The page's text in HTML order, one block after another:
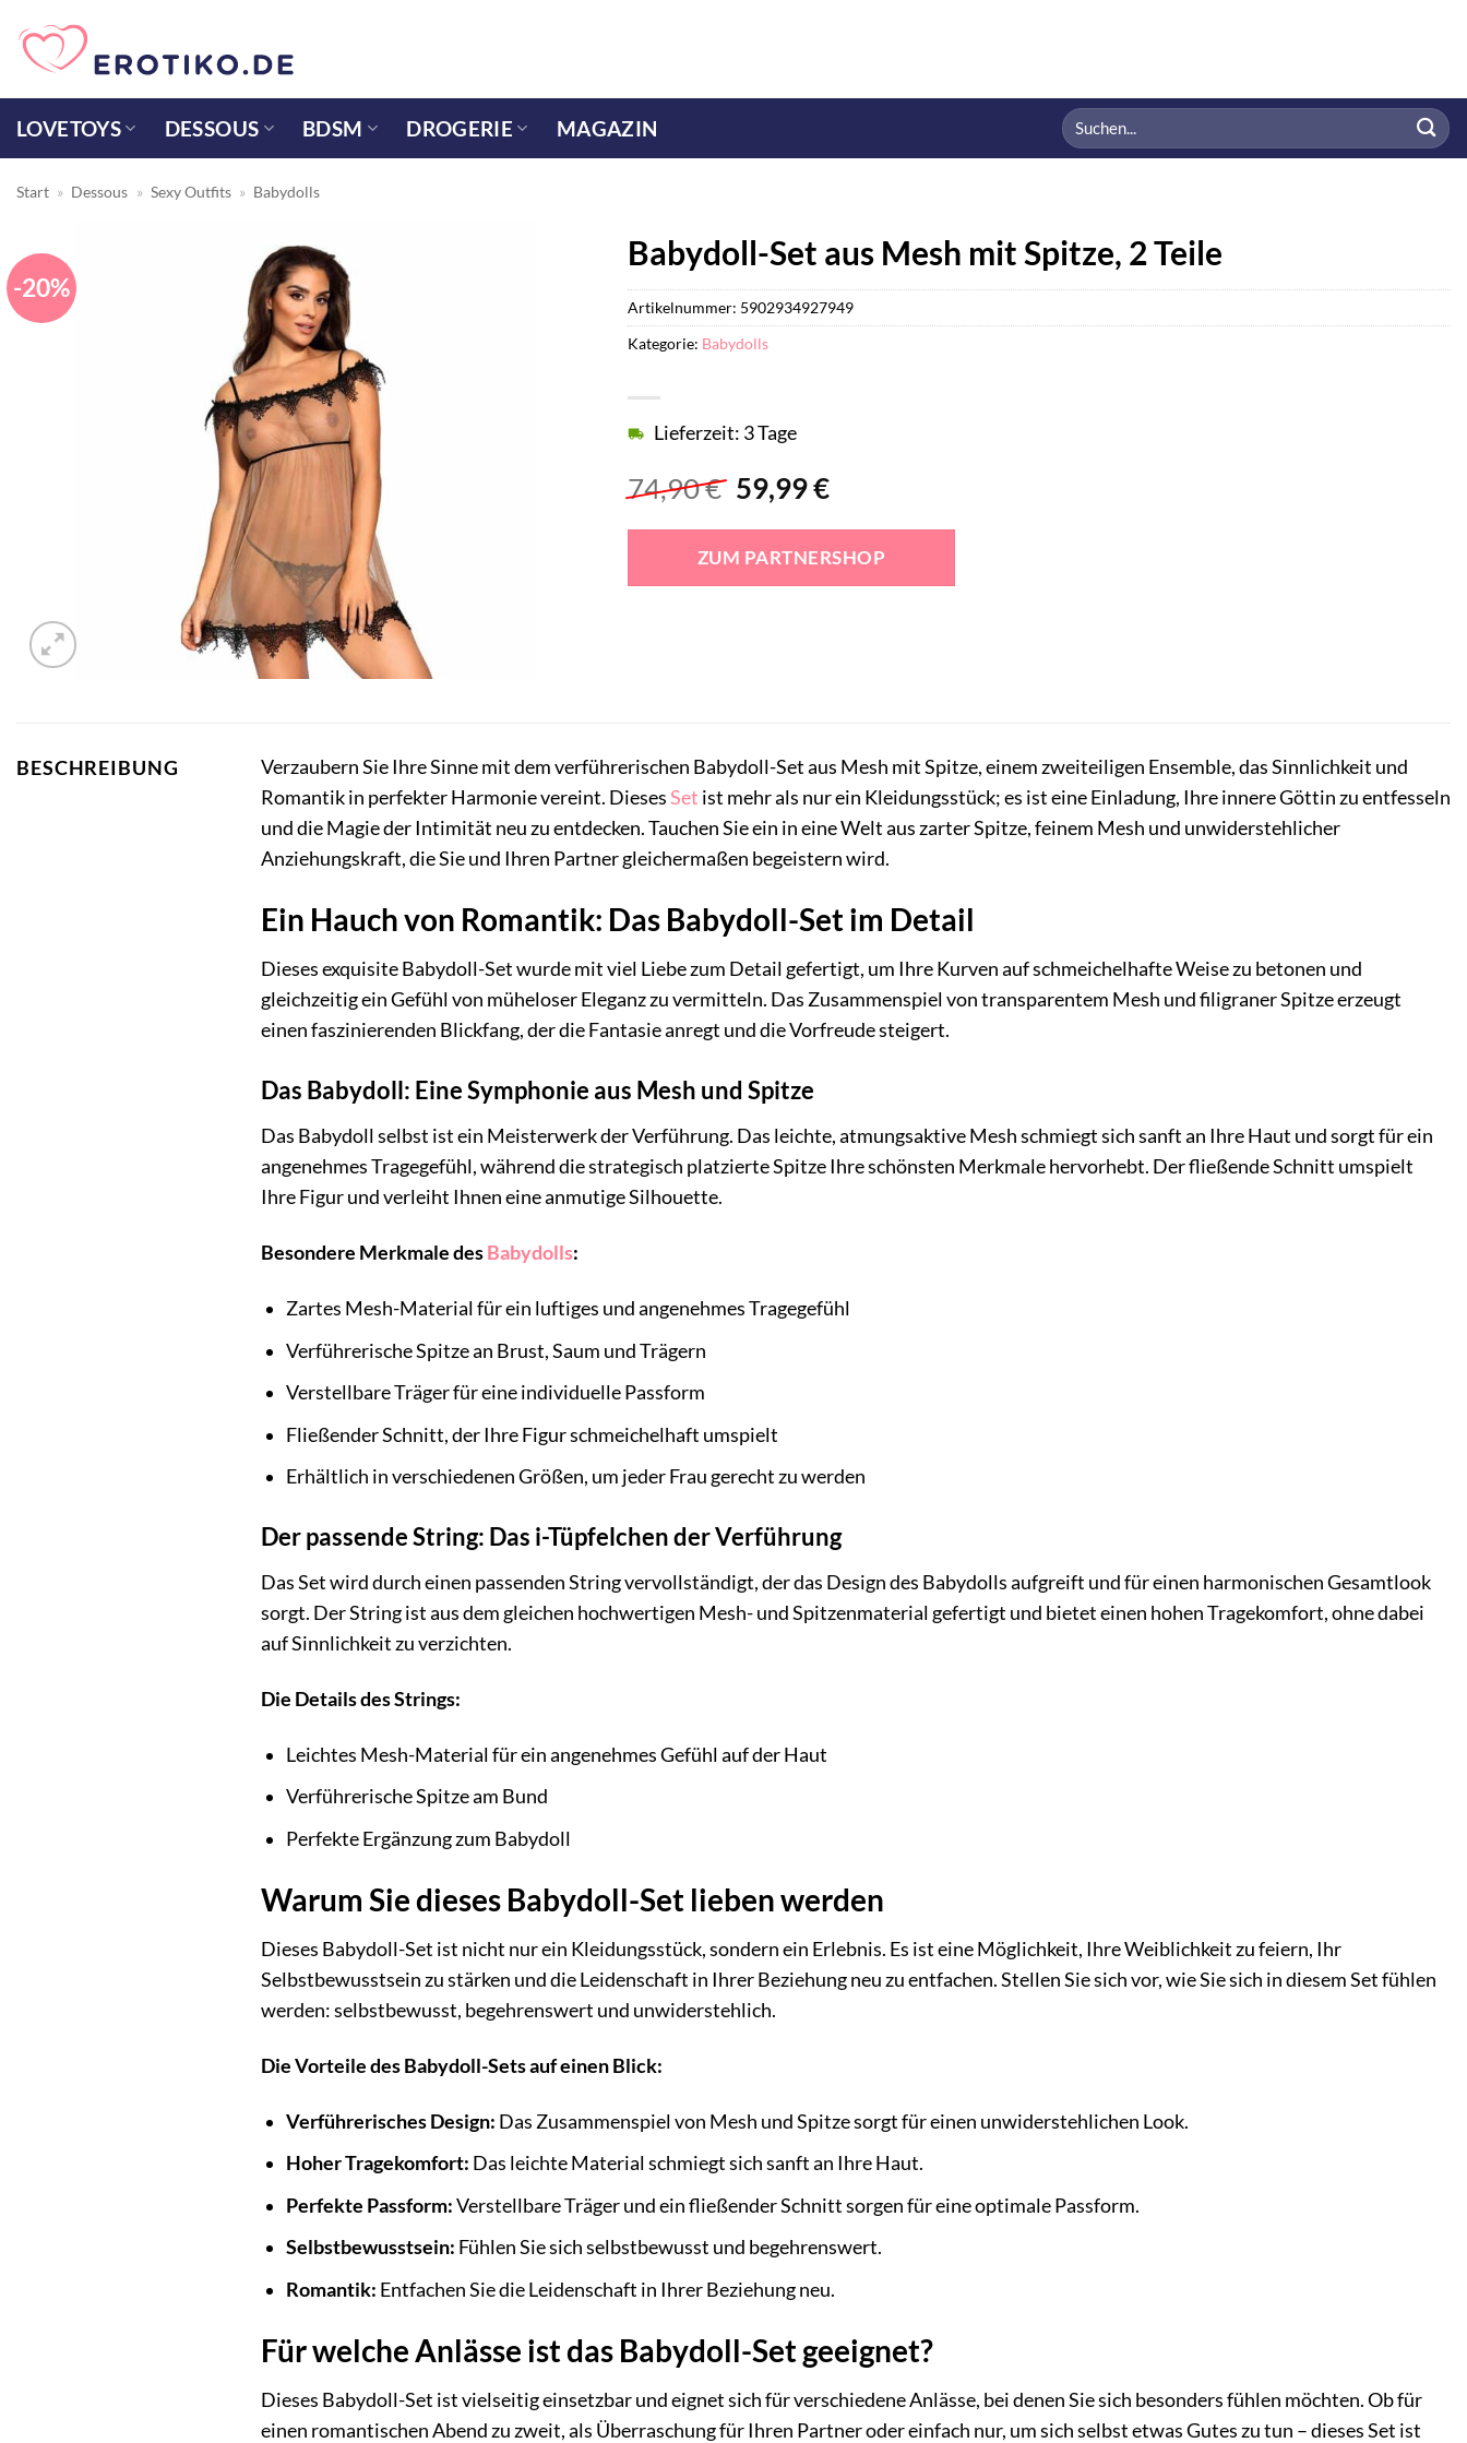
Inhalt
springen
LOVETOYS DESSOUS BDSM DROGERIE MAGAZIN
Suchen
nach:
Start » Dessous » Sexy Outfits » Babydolls
-20%
Babydoll-Set aus Mesh mit Spitze, 2 Teile
74,90€ Ursprünglicher
Preis
war:
74,90 €
59,99€Aktueller
ist:
59,99 €.
Lieferzeit: 3 Tage
ZUM PARTNERSHOP
Artikelnummer: 5902934927949
Kategorie: Babydolls
BESCHREIBUNG
Verzaubern Sie Ihre Sinne mit dem verführerischen Babydoll-Set aus Mesh mit Spitze, einem zweiteiligen Ensemble, das Sinnlichkeit und
Romantik in perfekter Harmonie vereint. DiesesSet ist mehr als nur ein Kleidungsstück; es ist eine Einladung, Ihre innere Göttin zu entfesseln
und die Magie der Intimität neu zu entdecken. Tauchen Sie ein in eine Welt aus zarter Spitze, feinem Mesh und unwiderstehlicher
Anziehungskraft, die Sie und Ihren Partner gleichermaßen begeistern wird.
Ein Hauch von Romantik: Das Babydoll-Set im Detail
Dieses exquisite Babydoll-Set wurde mit viel Liebe zum Detail gefertigt, um Ihre Kurven auf schmeichelhafte Weise zu betonen und
gleichzeitig ein Gefühl von müheloser Eleganz zu vermitteln. Das Zusammenspiel von transparentem Mesh und filigraner Spitze erzeugt
einen faszinierenden Blickfang, der die Fantasie anregt und die Vorfreude steigert.
Das Babydoll: Eine Symphonie aus Mesh und Spitze
Das Babydoll selbst ist ein Meisterwerk der Verführung. Das leichte, atmungsaktive Mesh schmiegt sich sanft an Ihre Haut und sorgt für ein
angenehmes Tragegefühl, während die strategisch platzierte Spitze Ihre schönsten Merkmale hervorhebt. Der fließende Schnitt umspielt
Ihre Figur und verleiht Ihnen eine anmutige Silhouette.
Besondere Merkmale desBabydolls:
Zartes Mesh-Material für ein luftiges und angenehmes Tragegefühl
Verführerische Spitze an Brust, Saum und Trägern
Verstellbare Träger für eine individuelle Passform
Fließender Schnitt, der Ihre Figur schmeichelhaft umspielt
Erhältlich in verschiedenen Größen, um jeder Frau gerecht zu werden
Der passende String: Das i-Tüpfelchen der Verführung
Das Set wird durch einen passenden String vervollständigt, der das Design des Babydolls aufgreift und für einen harmonischen Gesamtlook
sorgt. Der String ist aus dem gleichen hochwertigen Mesh- und Spitzenmaterial gefertigt und bietet einen hohen Tragekomfort, ohne dabei
auf Sinnlichkeit zu verzichten.
Die Details des Strings:
Leichtes Mesh-Material für ein angenehmes Gefühl auf der Haut
Verführerische Spitze am Bund
Perfekte Ergänzung zum Babydoll
Warum Sie dieses Babydoll-Set lieben werden
Dieses Babydoll-Set ist nicht nur ein Kleidungsstück, sondern ein Erlebnis. Es ist eine Möglichkeit, Ihre Weiblichkeit zu feiern, Ihr
Selbstbewusstsein zu stärken und die Leidenschaft in Ihrer Beziehung neu zu entfachen. Stellen Sie sich vor, wie Sie sich in diesem Set fühlen
werden: selbstbewusst, begehrenswert und unwiderstehlich.
Die Vorteile des Babydoll-Sets auf einen Blick:
Verführerisches Design: Das Zusammenspiel von Mesh und Spitze sorgt für einen unwiderstehlichen Look.
Hoher Tragekomfort: Das leichte Material schmiegt sich sanft an Ihre Haut.
Perfekte Passform:Verstellbare Träger und ein fließender Schnitt sorgen für eine optimale Passform.
Selbstbewusstsein: Fühlen Sie sich selbstbewusst und begehrenswert.
Romantik: Entfachen Sie die Leidenschaft in Ihrer Beziehung neu.
Für welche Anlässe ist das Babydoll-Set geeignet?
Dieses Babydoll-Set ist vielseitig einsetzbar und eignet sich für verschiedene Anlässe, bei denen Sie sich besonders fühlen möchten. Ob für
einen romantischen Abend zu zweit, als Überraschung für Ihren Partner oder einfach nur, um sich selbst etwas Gutes zu tun – dieses Set ist